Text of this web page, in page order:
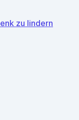
zu lindern